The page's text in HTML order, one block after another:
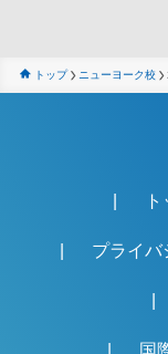
トップ ニューヨーク校
プライバ
国